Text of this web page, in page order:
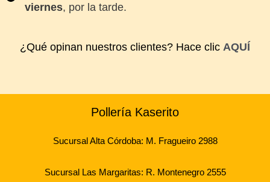
viernes, por la tarde.
¿Qué opinan nuestros clientes? Hace clic AQUÍ
Pollería Kaserito
Sucursal Alta Córdoba: M. Fragueiro 2988
Sucursal Las Margaritas: R. Montenegro 2555